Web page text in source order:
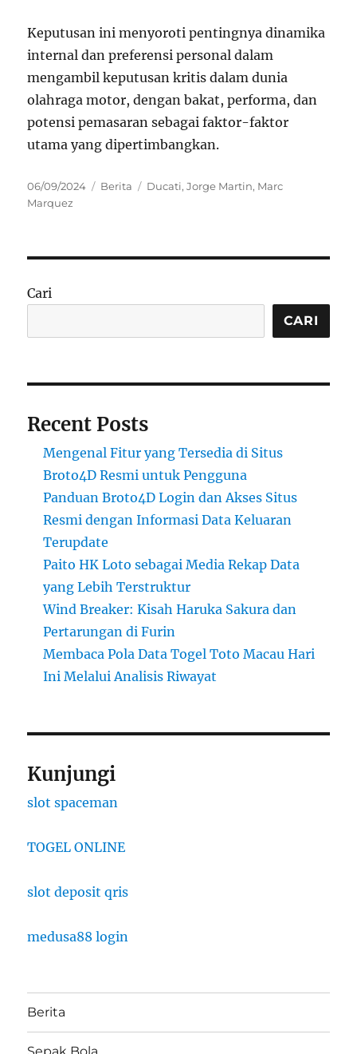
Keputusan ini menyoroti pentingnya dinamika
internal dan preferensi personal dalam
mengambil keputusan kritis dalam dunia
olahraga motor, dengan bakat, performa, dan
potensi pemasaran sebagai faktor-faktor
utama yang dipertimbangkan.
Posted
on
06/09/2024 Categories
Berita Tags
Ducati,Jorge Martin, Marc
Marquez
Cari
CARI
Recent Posts
Mengenal Fitur yang Tersedia di Situs
Broto4D Resmi untuk Pengguna
Panduan Broto4D Login dan Akses Situs
Resmi dengan Informasi Data Keluaran
Terupdate
Paito HK Loto sebagai Media Rekap Data
yang Lebih Terstruktur
Wind Breaker: Kisah Haruka Sakura dan
Pertarungan di Furin
Membaca Pola Data Togel Toto Macau Hari
Ini Melalui Analisis Riwayat
Kunjungi
slot spaceman
TOGEL ONLINE
slot deposit qris
medusa88 login
Berita